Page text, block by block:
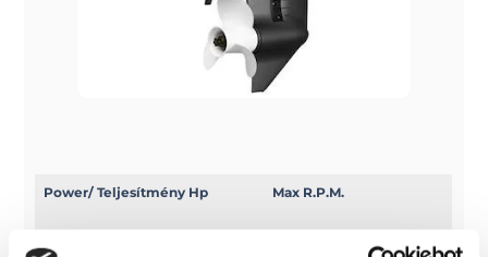
Power/ Teljesítmény Hp Max R.P.M.